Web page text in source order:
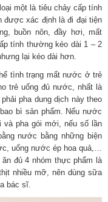
một là tiêu chảy cấp tính
được xác định là đi đại tiện
buồn nôn, đầy hơi, mất
tính thường kéo dài 1 – 2
lại kéo dài hơn.
tình trạng mất nước ở trẻ
trẻ uống đủ nước, nhất là
pha dung dịch này theo
bì sản phẩm. Nếu nước
và pha gói mới, nếu số lần
nước bằng những biện
uống nước ép hoa quả,…
đủ 4 nhóm thực phẩm là
nhiều mỡ, nên dùng sữa
bác sĩ.